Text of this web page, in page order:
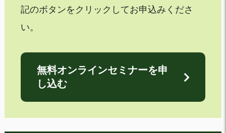
記のボタンをクリックしてお申込みくださ
い。
無料オンラインセミナーを申
し込む